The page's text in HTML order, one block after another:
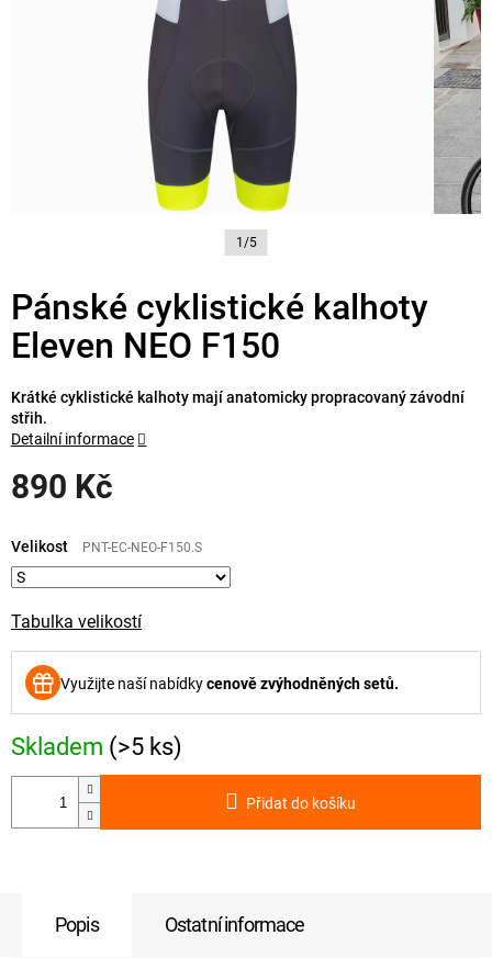
1/5
Pánské cyklistické kalhoty
Eleven NEO F150
890 Kč
cena:
Skladem (>5 ks)
Tabulka velikostí
Velikost PNT-EC-NEO-F150.S
Přidat do košíku
Využijte naší nabídkycenově zvýhodněných setů.
Krátké cyklistické kalhoty mají anatomicky propracovaný závodní
střih.
Detailní informace
Popis Ostatní informace